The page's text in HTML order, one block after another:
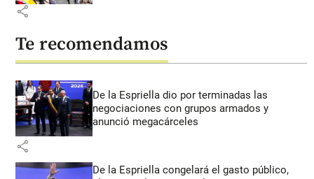
share
Te recomendamos
De la Espriella dio por terminadas las
negociaciones con grupos armados y
anunció megacárceles
share
De la Espriella congelará el gasto público,